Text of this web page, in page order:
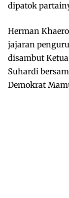
dipatok
Herman
jajaran
disambut
Suhardi
Demokrat